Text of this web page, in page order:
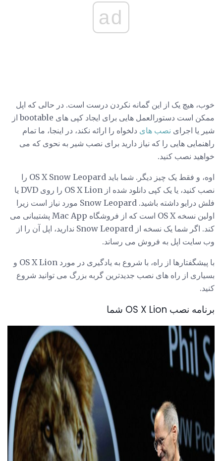
ad
خوب، هیچ یک از این گمانه نکردن درست است. در حالی که اپل
ممکن است دستورالعمل هایی برای ایجاد کپی های bootable از
شیر یا اجرای نصب های دلخواه را ارائه نکند، در اینجا، ما تمام
راهنمایی هایی را که نیاز دارید برای نصب شیر به نحوی که می
خواهید نصب کنید.
اوه، و فقط یک چیز دیگر. شما باید OS X Snow Leopard را
نصب کنید، یا یک کپی دانلود شده از OS X Lion را روی DVD یا
فلش درایو داشته باشید. Snow Leopard مورد نیاز است زیرا
اولین نسخه OS X است که از فروشگاه Mac App پشتیبانی می
کند. اگر شما یک نسخه از Snow Leopard ندارید، اپل آن را از
وب سایت اپل به فروش می رساند.
با پیشگفتارها از راه، با شروع به یادگیری در مورد OS X Lion و
بسیاری از راه های نصب جدیدترین گربه بزرگ می توانید شروع
کنید.
برنامه نصب OS X Lion شما